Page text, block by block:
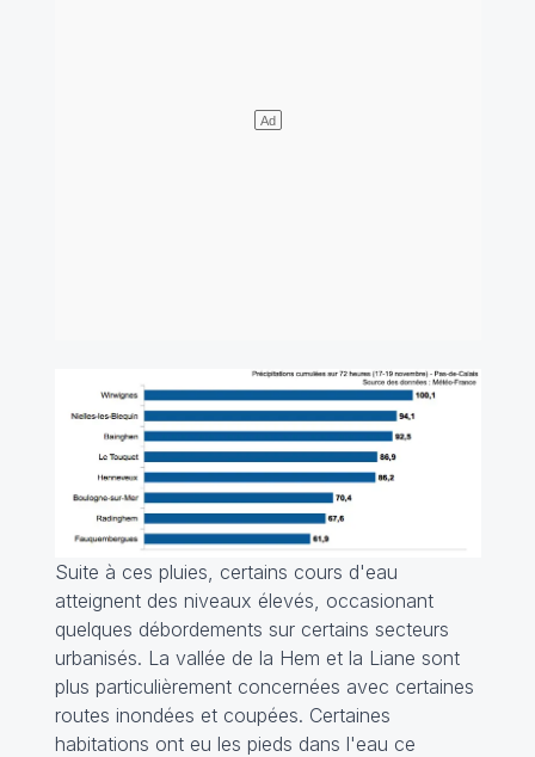
Suite à ces pluies, certains cours d'eau
atteignent des niveaux élevés, occasionant
quelques débordements sur certains secteurs
urbanisés. La vallée de la Hem et la Liane sont
plus particulièrement concernées avec certaines
routes inondées et coupées. Certaines
habitations ont eu les pieds dans l'eau ce